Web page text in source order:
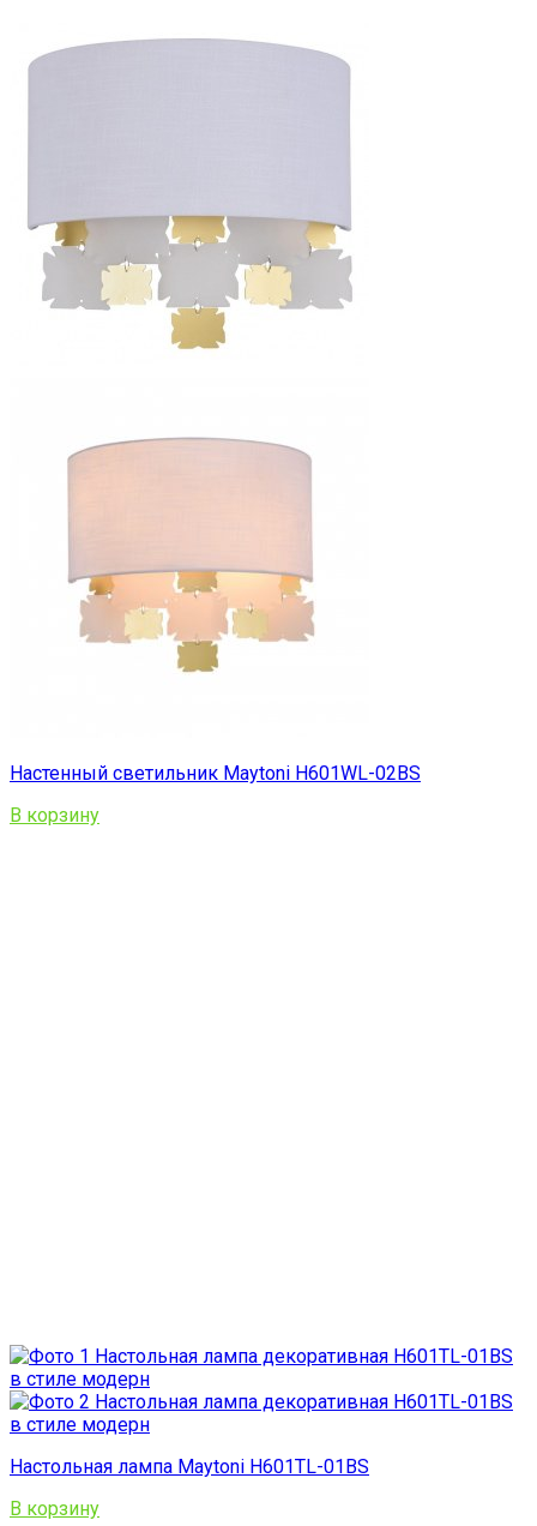
Настенный светильник Maytoni H601WL-02BS
В корзину
Настольная лампа Maytoni H601TL-01BS
В корзину